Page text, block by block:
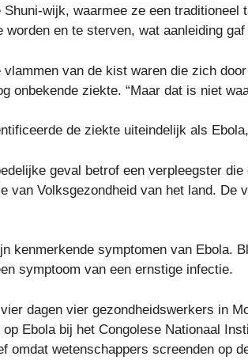
wijk, waarmee ze een traditioneel
worden en te sterven, wat aanleiding
vlammen van de kist waren die zich
onbekende ziekte. “Maar dat is niet
de ziekte uiteindelijk als
geval betrof een verpleegster
van Volksgezondheid van het land. De
kenmerkende symptomen van Ebola.
symptoom van een ernstige infectie.
dagen vier gezondheidswerkers in
Ebola bij het Congolese Nationaal
omdat wetenschappers screenden op